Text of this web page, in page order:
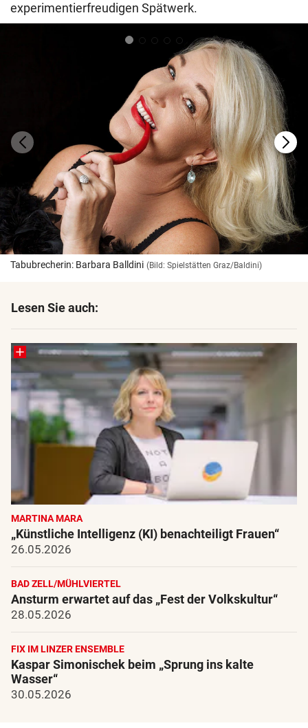
experimentierfreudigen Spätwerk.
Tabubrecherin: Barbara Balldini (Bild: Spielstätten Graz/Baldini)
Lesen Sie auch:
MARTINA MARA
„Künstliche Intelligenz (KI) benachteiligt Frauen“
26.05.2026
BAD ZELL/MÜHLVIERTEL
Ansturm erwartet auf das „Fest der Volkskultur“
28.05.2026
FIX IM LINZER ENSEMBLE
Kaspar Simonischek beim „Sprung ins kalte
Wasser“
30.05.2026